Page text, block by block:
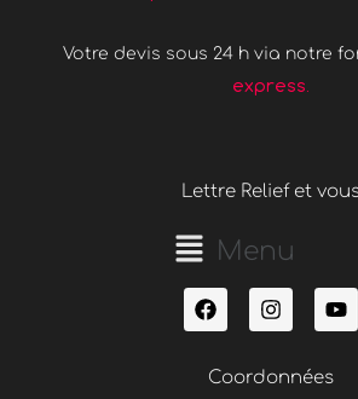
Votre devis sous 24 h via notre
express.
Lettre Relief et
Main
Menu
Menu
F
a
c
e
b
I
n
s
a
Y
o
u
Coordonnées